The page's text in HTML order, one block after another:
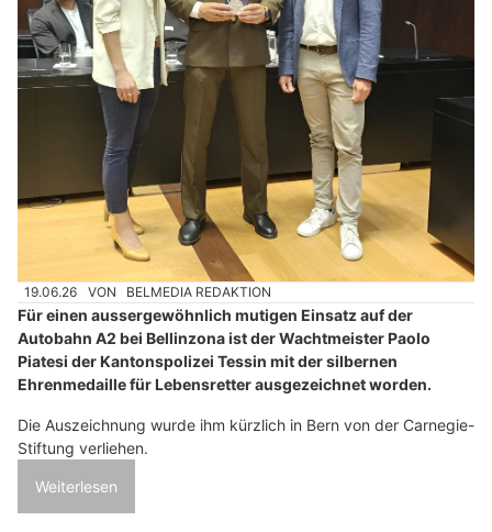
19.06.26 VON BELMEDIA REDAKTION
Für einen aussergewöhnlich mutigen Einsatz auf der
Autobahn A2 bei Bellinzona ist der Wachtmeister Paolo
Piatesi der Kantonspolizei Tessin mit der silbernen
Ehrenmedaille für Lebensretter ausgezeichnet worden.
Die Auszeichnung wurde ihm kürzlich in Bern von der Carnegie-
Stiftung verliehen.
Weiterlesen